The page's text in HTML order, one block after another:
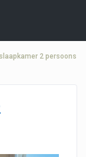
2 persoons